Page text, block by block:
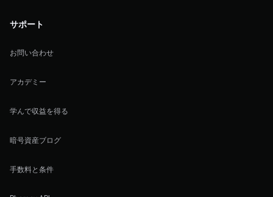
サポート
お問い合わせ
アカデミー
学んで収益を得る
暗号資産ブログ
手数料と条件